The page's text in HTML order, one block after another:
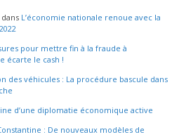
dans L’économie nationale renoue avec la
pour mettre fin à la fraude à
écarte le cash !
des véhicules : La procédure bascule dans
d’une diplomatie économique active
: De nouveaux modèles de